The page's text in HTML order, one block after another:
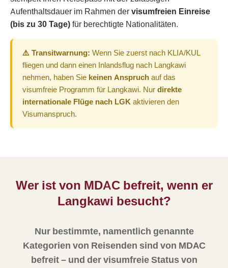
Aufenthaltsdauer im Rahmen dervisumfreien Einreise
(bis zu 30 Tage)für berechtigte Nationalitäten.
⚠️ Transitwarnung: Wenn Sie zuerst nach KLIA/KUL
fliegen und dann einen Inlandsflug nach Langkawi
nehmen, haben Sie keinen Anspruch auf das
visumfreie Programm für Langkawi. Nur direkte
internationale Flüge nach LGK aktivieren den
Visumanspruch.
Wer ist von MDAC befreit, wenn er
Langkawi besucht?
Nur bestimmte, namentlich genannte
Kategorien von Reisenden sind von MDAC
befreit – und der visumfreie Status von